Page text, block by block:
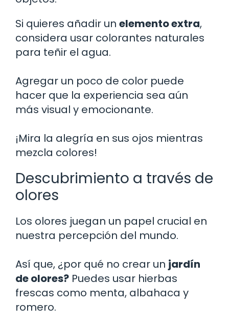
Si quieres añadir un elemento extra,
considera usar colorantes naturales
para teñir el agua.
Agregar un poco de color puede
hacer que la experiencia sea aún
más visual y emocionante.
¡Mira la alegría en sus ojos mientras
mezcla colores!
Descubrimiento a través de
olores
Los olores juegan un papel crucial en
nuestra percepción del mundo.
Así que, ¿por qué no crear un jardín
de olores? Puedes usar hierbas
frescas como menta, albahaca y
romero.